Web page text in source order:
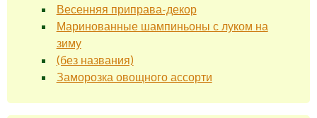
Весенняя приправа-декор
Маринованные шампиньоны с луком на
зиму
(без названия)
Заморозка овощного ассорти